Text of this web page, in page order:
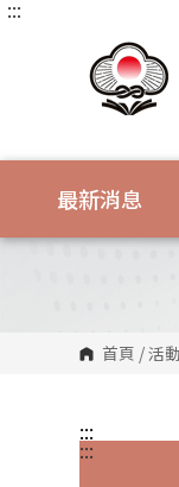
跳
:::
最新消息
首頁 /活
:::
:::